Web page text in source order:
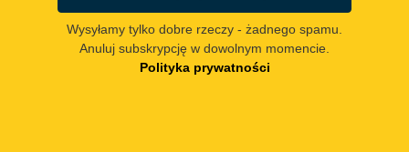
Wysyłamy tylko dobre rzeczy - żadnego spamu.
Anuluj subskrypcję w dowolnym momencie.
Polityka prywatności